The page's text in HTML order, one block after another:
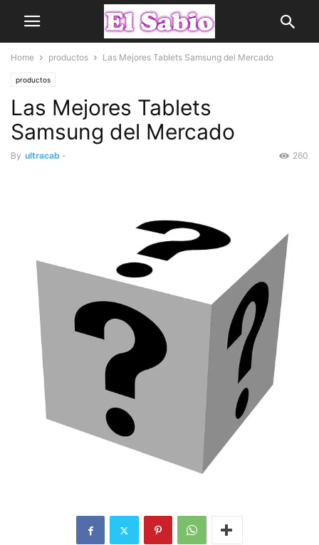
Home productos Las Mejores Tablets Samsung del Mercado
productos
Las Mejores Tablets
Samsung del Mercado
By ultracab - 260